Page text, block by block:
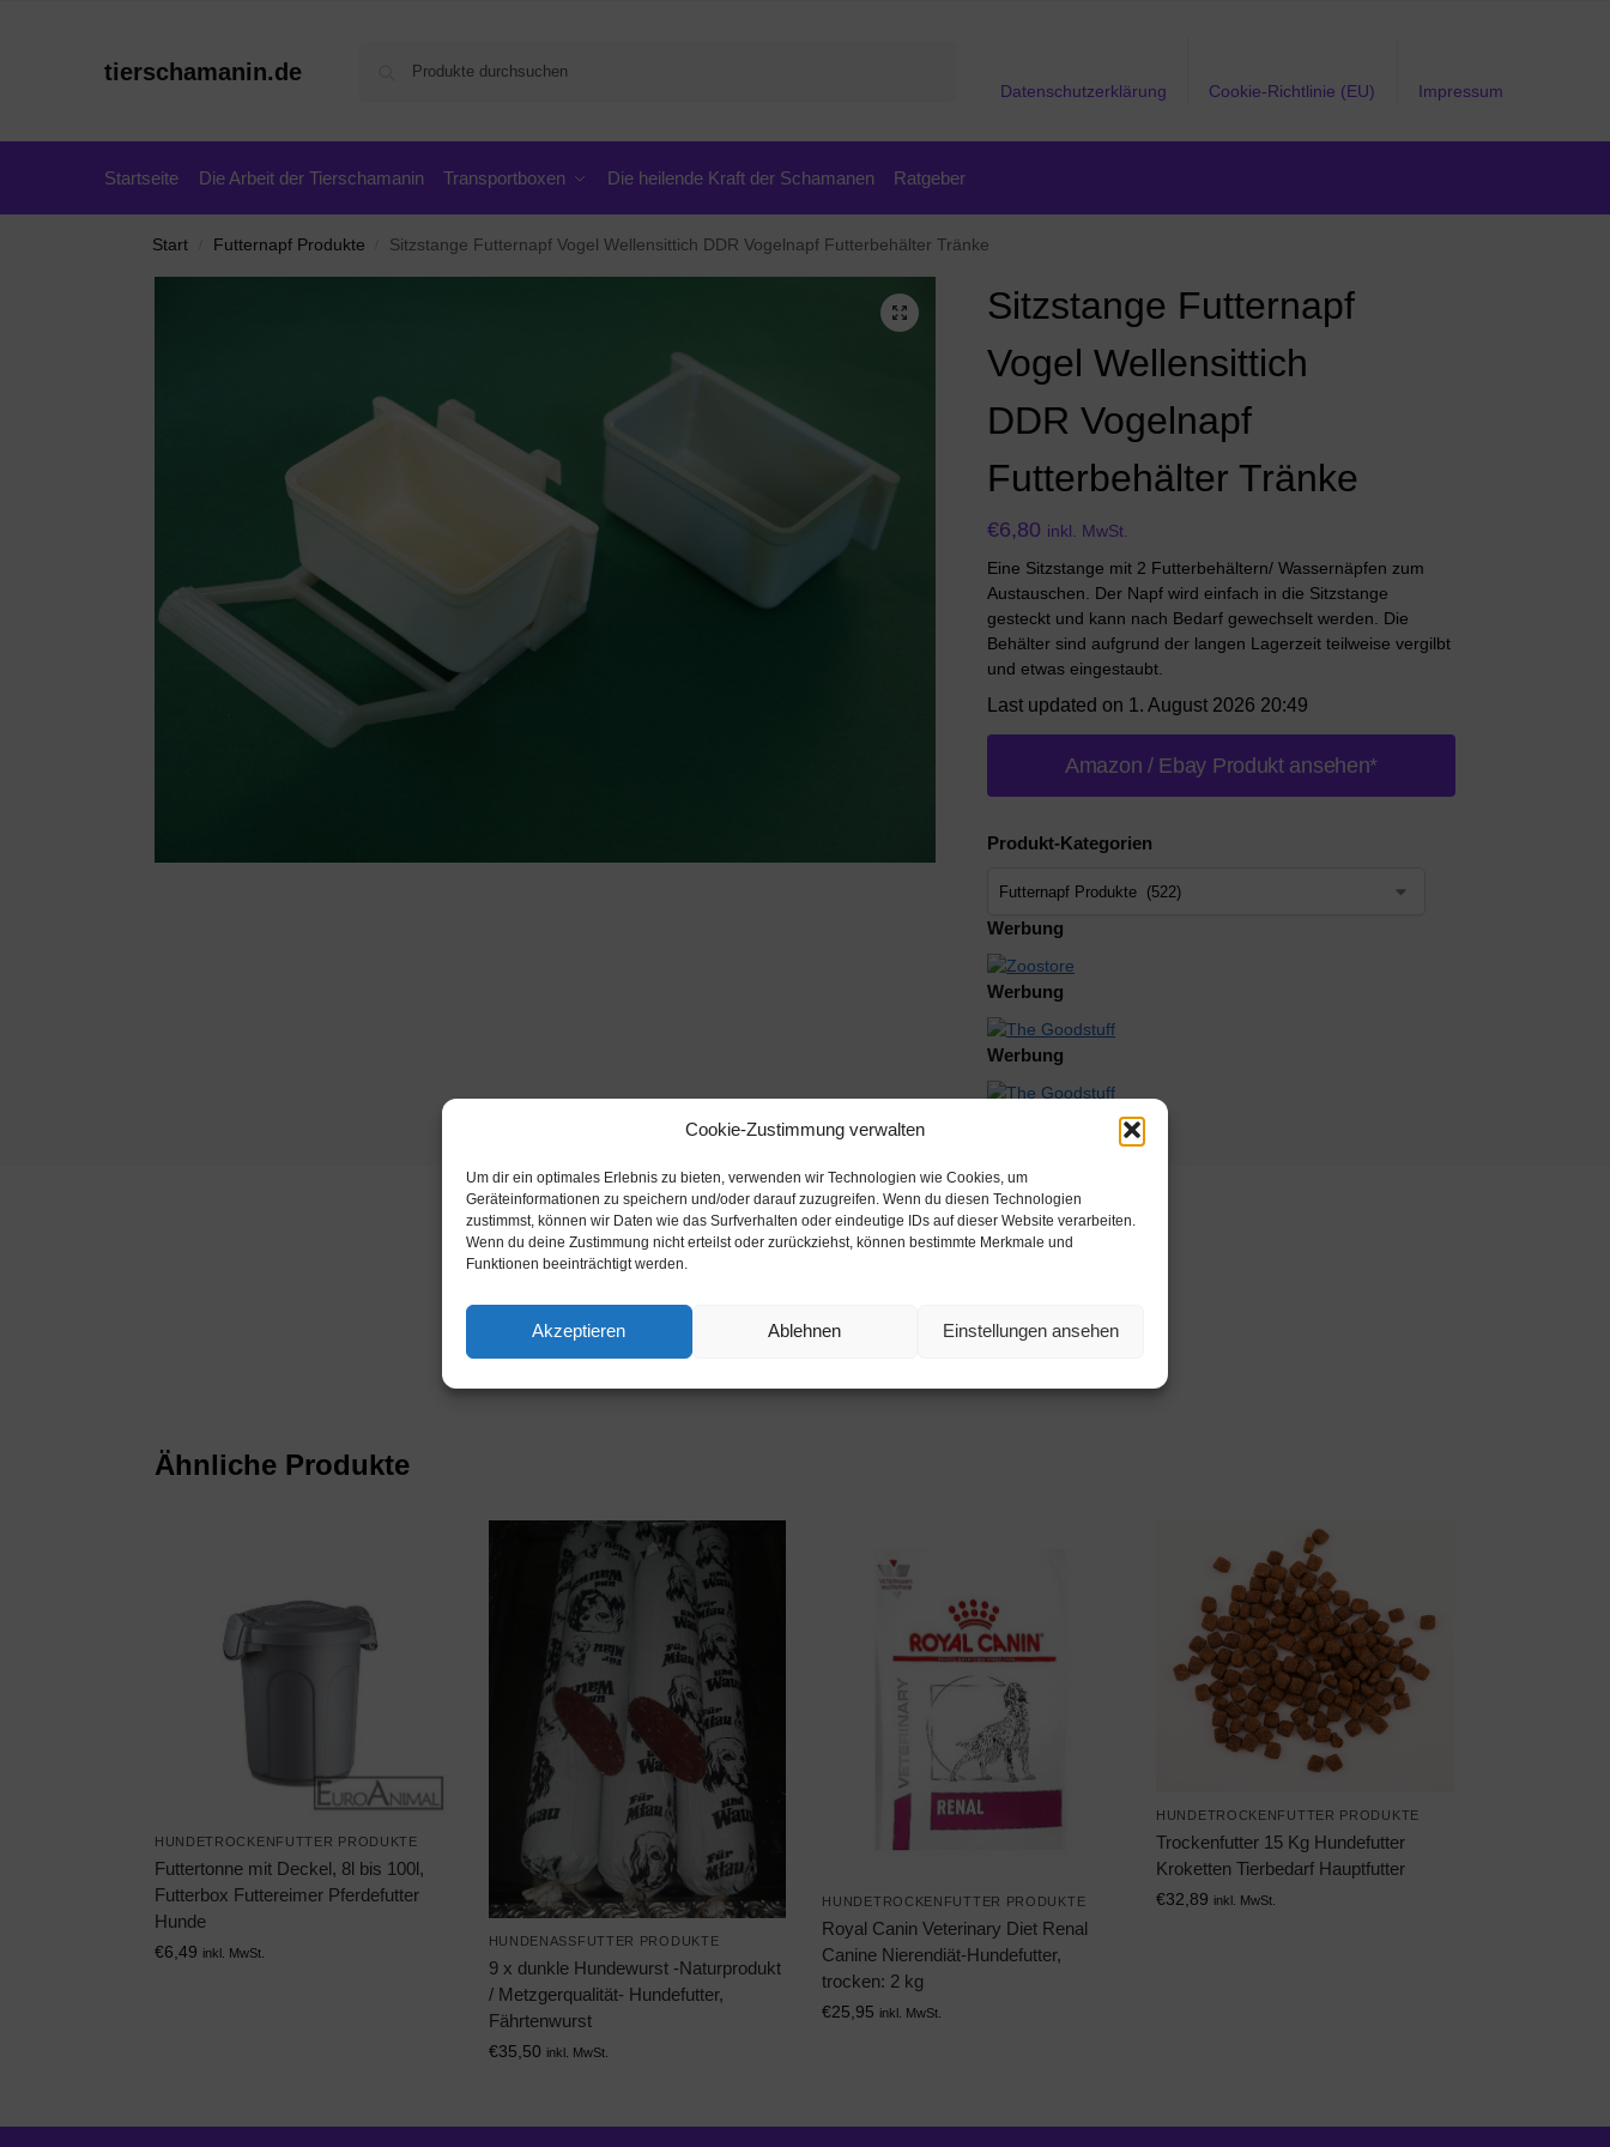
Cookie-Zustimmung verwalten
Um dir ein optimales Erlebnis zu bieten, verwenden wir Technologien wie Cookies, um
Geräteinformationen zu speichern und/oder darauf zuzugreifen. Wenn du diesen Technologien
zustimmst, können wir Daten wie das Surfverhalten oder eindeutige IDs auf dieser Website verarbeiten.
Wenn du deine Zustimmung nicht erteilst oder zurückziehst, können bestimmte Merkmale und
Funktionen beeinträchtigt werden.
Akzeptieren Ablehnen Einstellungen ansehen
tierschamanin.de
Datenschutzerklärung Cookie-Richtlinie (EU) Impressum
Startseite Die Arbeit der Tierschamanin Transportboxen Die heilende Kraft der Schamanen Ratgeber
Start Futternapf Produkte Sitzstange Futternapf Vogel Wellensittich DDR Vogelnapf Futterbehälter Tränke
Sitzstange Futternapf
Vogel Wellensittich
DDR Vogelnapf
Futterbehälter Tränke
€6,80 inkl. MwSt.
Eine Sitzstange mit 2 Futterbehältern/ Wassernäpfen zum
Austauschen. Der Napf wird einfach in die Sitzstange
gesteckt und kann nach Bedarf gewechselt werden. Die
Behälter sind aufgrund der langen Lagerzeit teilweise vergilbt
und etwas eingestaubt.
Last updated on 1. August 2026 20:49
Amazon / Ebay Produkt ansehen*
Produkt-Kategorien
Werbung
Werbung
Werbung
Beschreibung
Ähnliche Produkte
HUNDETROCKENFUTTER PRODUKTE
Futtertonne mit Deckel, 8l bis 100l,
Futterbox Futtereimer Pferdefutter
Hunde
€6,49 inkl. MwSt.
HUNDENASSFUTTER PRODUKTE
9 x dunkle Hundewurst -Naturprodukt
/ Metzgerqualität- Hundefutter,
Fährtenwurst
€35,50 inkl. MwSt.
HUNDETROCKENFUTTER PRODUKTE
Royal Canin Veterinary Diet Renal
Canine Nierendiät-Hundefutter,
trocken: 2 kg
€25,95 inkl. MwSt.
HUNDETROCKENFUTTER PRODUKTE
Trockenfutter 15 Kg Hundefutter
Kroketten Tierbedarf Hauptfutter
€32,89 inkl. MwSt.